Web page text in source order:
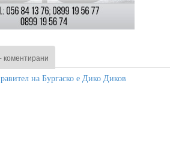
коментирани
на Бургаско е Дико Диков